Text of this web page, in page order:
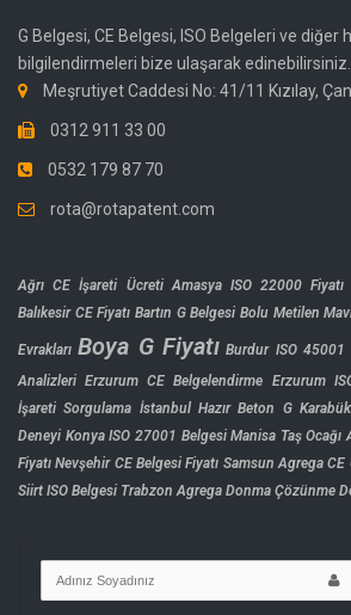
G Belgesi, CE Belgesi, ISO Belgeleri ve
bilgilendirmeleri bize ulaşarak edinebilirsiniz.
Meşrutiyet Caddesi No: 41/11 Kızılay,
0312 911 33 00
0532 179 87 70
rota@rotapatent.com
Ağrı CE İşareti Ücreti Amasya ISO 22000 Fiyatı
Balıkesir CE Fiyatı Bartın G Belgesi Bolu Metilen
Evrakları Boya G Fiyatı Burdur ISO 45001
Analizleri Erzurum CE Belgelendirme Erzurum
İşareti Sorgulama İstanbul Hazır Beton G
Deneyi Konya ISO 27001 Belgesi Manisa Taş Ocağı
Fiyatı Nevşehir CE Belgesi Fiyatı Samsun Agrega CE
Siirt ISO Belgesi Trabzon Agrega Donma Çözünme